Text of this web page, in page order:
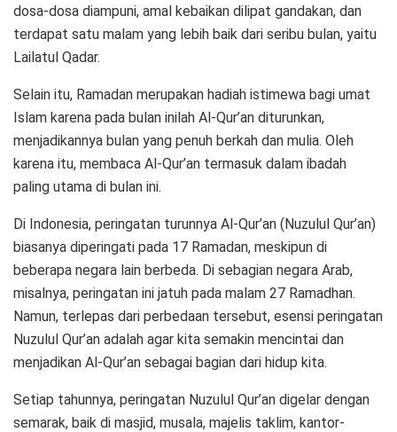
dosa-dosa diampuni, amal kebaikan dilipat gandakan, dan
terdapat satu malam yang lebih baik dari seribu bulan, yaitu
Lailatul Qadar.
Selain itu, Ramadan merupakan hadiah istimewa bagi umat
Islam karena pada bulan inilah Al-Qur’an diturunkan,
menjadikannya bulan yang penuh berkah dan mulia. Oleh
karena itu, membaca Al-Qur’an termasuk dalam ibadah
paling utama di bulan ini.
Di Indonesia, peringatan turunnya Al-Qur’an (Nuzulul Qur’an)
biasanya diperingati pada 17 Ramadan, meskipun di
beberapa negara lain berbeda. Di sebagian negara Arab,
misalnya, peringatan ini jatuh pada malam 27 Ramadhan.
Namun, terlepas dari perbedaan tersebut, esensi peringatan
Nuzulul Qur’an adalah agar kita semakin mencintai dan
menjadikan Al-Qur’an sebagai bagian dari hidup kita.
Setiap tahunnya, peringatan Nuzulul Qur’an digelar dengan
semarak, baik di masjid, musala, majelis taklim, kantor-